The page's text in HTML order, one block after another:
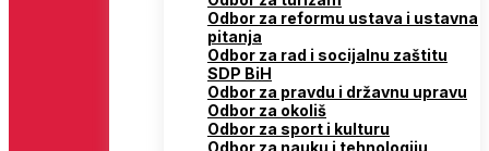
Odbor za reformu ustava i ustavna
pitanja
Odbor za rad i socijalnu zaštitu
SDP BiH
Odbor za pravdu i državnu upravu
Odbor za okoliš
Odbor za sport i kulturu
Odbor za nauku i tehnologiju